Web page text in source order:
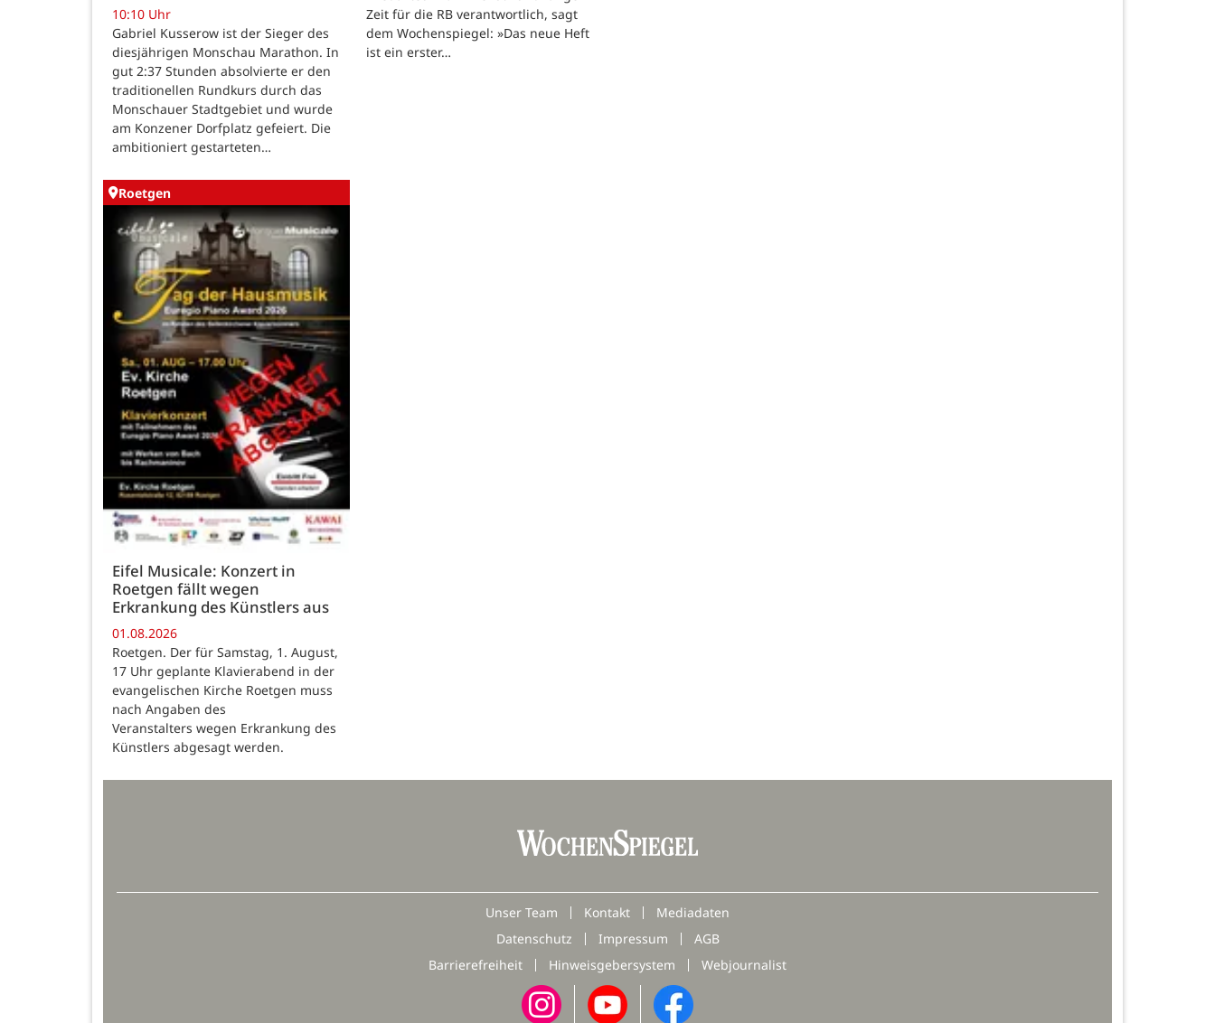
10:10 Uhr
Gabriel Kusserow ist der Sieger des
diesjährigen Monschau Marathon. In
gut 2:37 Stunden absolvierte er den
traditionellen Rundkurs durch das
Monschauer Stadtgebiet und wurde
am Konzener Dorfplatz gefeiert. Die
ambitioniert gestarteten…
Zeit für die RB verantwortlich, sagt
dem Wochenspiegel: »Das neue Heft
ist ein erster…
Roetgen
Eifel Musicale: Konzert in
Roetgen fällt wegen
Erkrankung des Künstlers aus
01.08.2026
Roetgen. Der für Samstag, 1. August,
17 Uhr geplante Klavierabend in der
evangelischen Kirche Roetgen muss
nach Angaben des
Veranstalters wegen Erkrankung des
Künstlers abgesagt werden.
Unser Team Kontakt
Mediadaten
Datenschutz
Impressum
AGB
Barrierefreiheit
Hinweisgebersystem Webjournalist